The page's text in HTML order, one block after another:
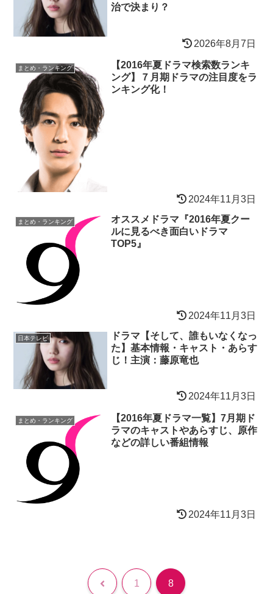
治で決まり？
2026年8月7日
まとめ・ランキング
【2016年夏ドラマ検索数ランキ
ング】７月期ドラマの注目度をラ
ンキング化！
2024年11月3日
まとめ・ランキング
オススメドラマ『2016年夏クー
ルに見るべき面白いドラマ
TOP5』
2024年11月3日
日本テレビ
ドラマ【そして、誰もいなくなっ
た】基本情報・キャスト・あらす
じ！主演：藤原竜也
2024年11月3日
まとめ・ランキング
【2016年夏ドラマ一覧】7月期ド
ラマのキャストやあらすじ、原作
などの詳しい番組情報
2024年11月3日
前 1 8